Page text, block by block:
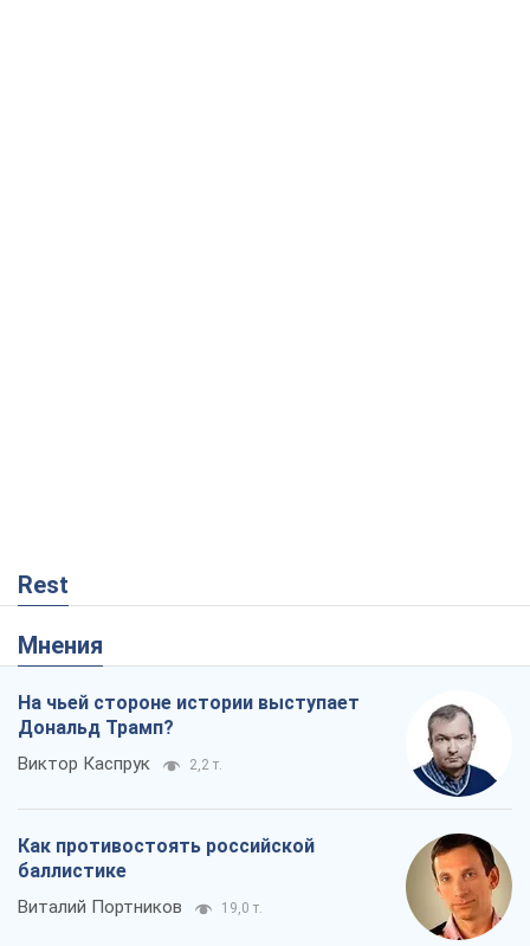
Rest
Мнения
На чьей стороне истории выступает
Дональд Трамп?
Виктор Каспрук 2,2 т.
Как противостоять российской
баллистике
Виталий Портников 19,0 т.